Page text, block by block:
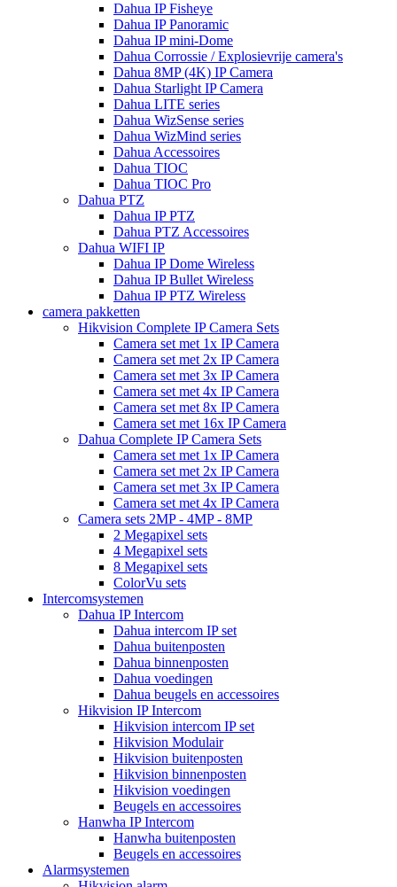
Dahua IP Fisheye
Dahua IP Panoramic
Dahua IP mini-Dome
Dahua Corrossie / Explosievrije camera's
Dahua 8MP (4K) IP Camera
Dahua Starlight IP Camera
Dahua LITE series
Dahua WizSense series
Dahua WizMind series
Dahua Accessoires
Dahua TIOC
Dahua TIOC Pro
Dahua PTZ
Dahua IP PTZ
Dahua PTZ Accessoires
Dahua WIFI IP
Dahua IP Dome Wireless
Dahua IP Bullet Wireless
Dahua IP PTZ Wireless
camera pakketten
Hikvision Complete IP Camera Sets
Camera set met 1x IP Camera
Camera set met 2x IP Camera
Camera set met 3x IP Camera
Camera set met 4x IP Camera
Camera set met 8x IP Camera
Camera set met 16x IP Camera
Dahua Complete IP Camera Sets
Camera set met 1x IP Camera
Camera set met 2x IP Camera
Camera set met 3x IP Camera
Camera set met 4x IP Camera
Camera sets 2MP - 4MP - 8MP
2 Megapixel sets
4 Megapixel sets
8 Megapixel sets
ColorVu sets
Intercomsystemen
Dahua IP Intercom
Dahua intercom IP set
Dahua buitenposten
Dahua binnenposten
Dahua voedingen
Dahua beugels en accessoires
Hikvision IP Intercom
Hikvision intercom IP set
Hikvision Modulair
Hikvision buitenposten
Hikvision binnenposten
Hikvision voedingen
Beugels en accessoires
Hanwha IP Intercom
Hanwha buitenposten
Beugels en accessoires
Alarmsystemen